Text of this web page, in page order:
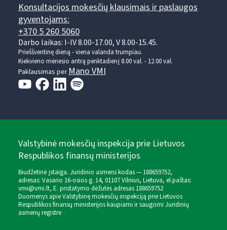
Konsultacijos mokesčių klausimais ir paslaugos
gyventojams:
+370 5 260 5060
Darbo laikas: I-IV 8.00-17.00, V 8.00-15.45.
Prieššventinę dieną - viena valanda trumpiau.
Kiekvieno mėnesio antrą penktadienį 8.00 val. - 12.00 val.
Paklausimas per Mano VMI
Valstybinė mokesčių inspekcija prie Lietuvos
Respublikos finansų ministerijos
Biudžetinė įstaiga. Juridinio asmens kodas — 188659752,
adresas: Vasario 16-osios g. 14, 01107 Vilnius, Lietuva, el.paštas:
vmi@vmi.lt, E. pristatymo dėžutės adresas 188659752
Duomenys apie Valstybinę mokesčių inspekciją prie Lietuvos
Respublikos finansų ministerijos kaupiami ir saugomi Juridinių
asmenų registre